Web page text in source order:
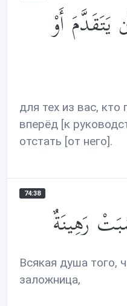
أَوْ
для тех из вас,
вперёд [к
отстать [от него].
74:38
رَهِينَةٌ
Всякая душа того,
заложница,